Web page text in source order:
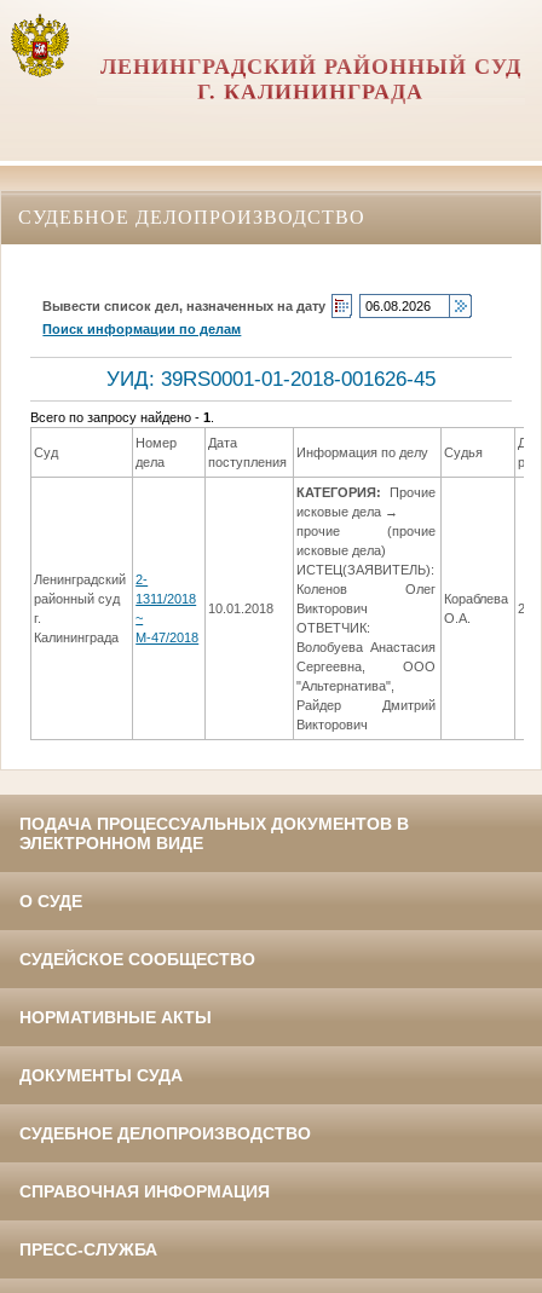
ЛЕНИНГРАДСКИЙ РАЙОННЫЙ СУД
Г. КАЛИНИНГРАДА
СУДЕБНОЕ ДЕЛОПРОИЗВОДСТВО
Вывести список дел, назначенных на дату
Поиск информации по делам
УИД: 39RS0001-01-2018-001626-45
Всего по запросу найдено -1
Суд
Номер
дела
Дата
поступления
Информация по делу Судья
Ленинградский
районный суд
г.
Калининграда
2-
1311/2018
~
М-47/2018
10.01.2018
КАТЕГОРИЯ:
Прочие
исковые дела →
прочие (прочие
исковые дела)
ИСТЕЦ(ЗАЯВИТЕЛЬ):
Коленов Олег
Викторович
ОТВЕТЧИК:
Волобуева Анастасия
Сергеевна, ООО
"Альтернатива",
Райдер Дмитрий
Викторович
Кораблева
О.А.
ПОДАЧА ПРОЦЕССУАЛЬНЫХ ДОКУМЕНТОВ В
ЭЛЕКТРОННОМ ВИДЕ
О СУДЕ
СУДЕЙСКОЕ СООБЩЕСТВО
НОРМАТИВНЫЕ АКТЫ
ДОКУМЕНТЫ СУДА
СУДЕБНОЕ ДЕЛОПРОИЗВОДСТВО
СПРАВОЧНАЯ ИНФОРМАЦИЯ
ПРЕСС-СЛУЖБА